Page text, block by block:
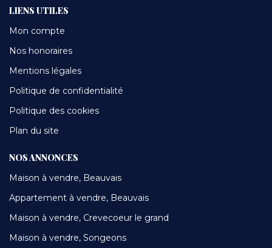
LIENS UTILES
Mon compte
Nos honoraires
Mentions légales
Politique de confidentialité
Politique des cookies
Plan du site
NOS ANNONCES
Maison à vendre, Beauvais
Appartement à vendre, Beauvais
Maison à vendre, Crevecoeur le grand
Maison à vendre, Songeons